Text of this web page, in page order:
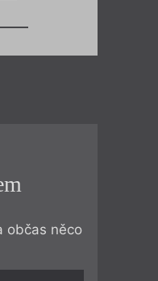
občas něco